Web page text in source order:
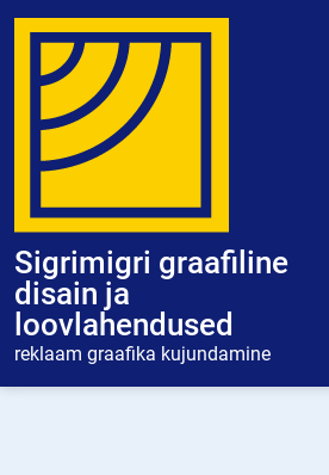
Skip
content
Sigrimigri graafiline
disain ja
loovlahendused
reklaam graafika kujundamine